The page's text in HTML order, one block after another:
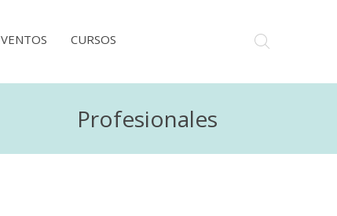
CURSOS
Profesionales